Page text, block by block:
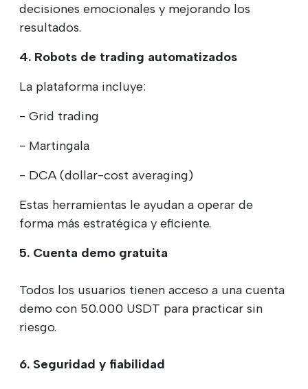
decisiones emocionales y mejorando los
resultados.
4. Robots de trading automatizados
La plataforma incluye:
- Grid trading
- Martingala
- DCA (dollar-cost averaging)
Estas herramientas le ayudan a operar de
forma más estratégica y eficiente.
5. Cuenta demo gratuita
Todos los usuarios tienen acceso a una cuenta
demo con 50.000 USDT para practicar sin
riesgo.
6. Seguridad y fiabilidad